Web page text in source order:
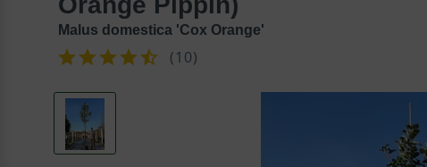
Malus domestica 'Cox Orange'
(10)